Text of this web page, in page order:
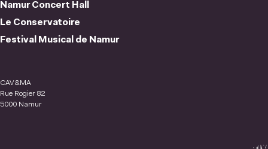
Namur Concert Hall
Le Conservatoire
Festival Musical de Namur
CAV&MA
Rue Rogier 82
5000 Namur